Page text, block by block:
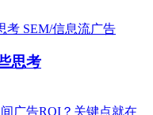
SEM/信息流广告
思考